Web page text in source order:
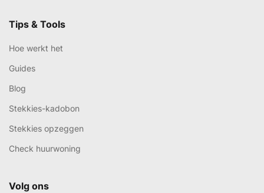
Tips & Tools
Hoe werkt het
Guides
Blog
Stekkies-kadobon
Stekkies opzeggen
Check huurwoning
Volg ons